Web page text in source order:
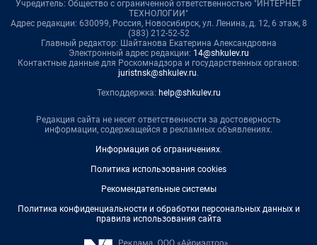
Учредитель: Общество с ограниченной ответственностью "ИНТЕРНЕТ
ТЕХНОЛОГИИ"
Адрес редакции: 630099, Россия, Новосибирск, ул. Ленина, д. 12, 6 этаж, 8
(383) 212-52-52
Главный редактор: Шайтанова Екатерина Александровна
Электронный адрес редакции: 14@shkulev.ru
Контактные данные для Роскомнадзора и государственных органов:
juristnsk@shkulev.ru.
Техподдержка: help@shkulev.ru
Редакция сайта не несет ответственности за достоверность
информации, содержащейся в рекламных объявлениях.
Информация об ограничениях.
Политика использования cookies
Рекомендательные системы
Политика конфиденциальности и обработки персональных данных и
правила использования сайта